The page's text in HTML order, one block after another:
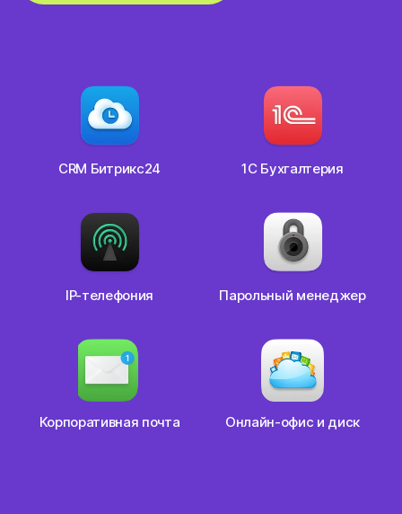
CRM Битрикс24 1С Бухгалтерия
IP-телефония Парольный менеджер
Корпоративная почта Онлайн-офис и диск